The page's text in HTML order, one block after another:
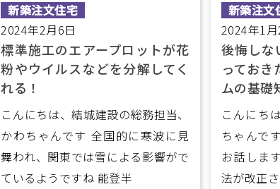
新築注文住宅
2024年2月6日
標準施工のエアープロットが花
粉やウイルスなどを分解してく
れる！
こんにちは、結城建設の総務担当、
かわちゃんです 全国的に寒波に見
舞われ、関東では雪による影響がで
ているようですね 能登半
新築注文
2024年1
後悔しな
ってお
ムの基礎
こんにちは
ちゃんです
お話しま
法が改正